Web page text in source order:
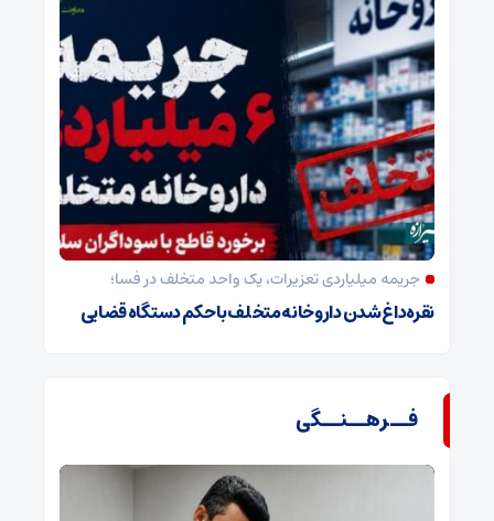
جریمه میلیاردی تعزیرات، یک واحد متخلف در فسا؛
نقره‌داغ شدن داروخانه متخلف با حکم دستگاه قضایی
فــرهــنــگی